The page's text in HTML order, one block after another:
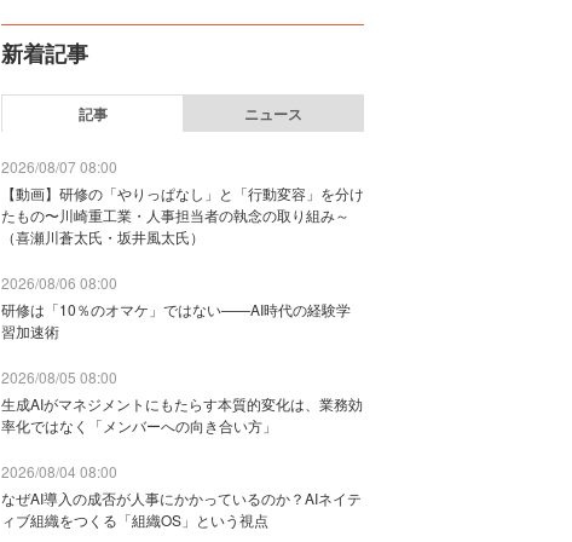
新着記事
記事 ニュース
2026/08/07 08:00
【動画】研修の「やりっぱなし」と「行動変容」を分け
たもの〜川崎重工業・人事担当者の執念の取り組み～
（喜瀬川蒼太氏・坂井風太氏）
2026/08/06 08:00
研修は「10％のオマケ」ではない——AI時代の経験学
習加速術
2026/08/05 08:00
生成AIがマネジメントにもたらす本質的変化は、業務効
率化ではなく「メンバーへの向き合い方」
2026/08/04 08:00
なぜAI導入の成否が人事にかかっているのか？AIネイテ
ィブ組織をつくる「組織OS」という視点